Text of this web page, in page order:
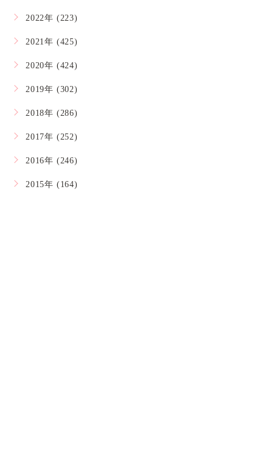
2022年 (223)
2021年 (425)
2020年 (424)
2019年 (302)
2018年 (286)
2017年 (252)
2016年 (246)
2015年 (164)